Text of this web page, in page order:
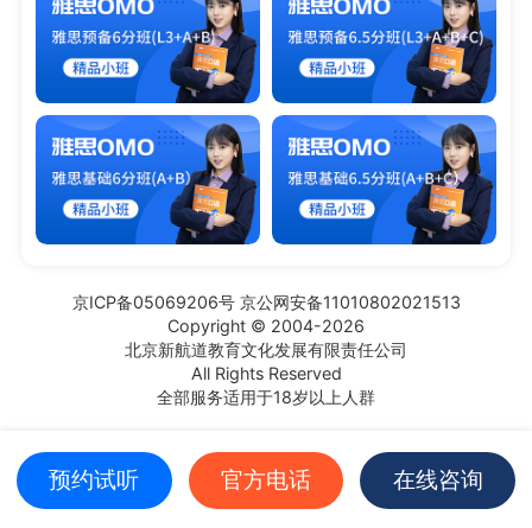
京ICP备05069206号 京公网安备11010802021513
Copyright © 2004-2026
北京新航道教育文化发展有限责任公司
All Rights Reserved
全部服务适用于18岁以上人群
预约试听 官方电话 在线咨询